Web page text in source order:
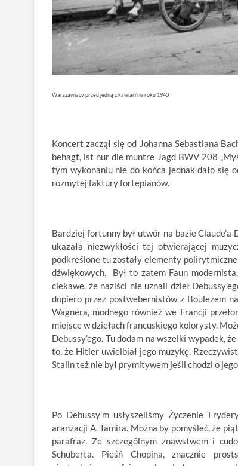
Warszawiacy przed jedną z kawiarń w roku 1940
Koncert zaczął się od Johanna Sebastiana
behagt, ist nur die muntre Jagd BWV 208
tym wykonaniu nie do końca jednak dało się
rozmytej faktury fortepianów.
Bardziej fortunny był utwór na bazie Claude’a
ukazała niezwykłości tej otwierającej
podkreślone tu zostały elementy
dźwiękowych. Był to zatem Faun
ciekawe, że naziści nie uznali dzieł
dopiero przez postwebernistów z Boulezem
Wagnera, modnego również we Francji
miejsce w dziełach francuskiego kolorysty.
Debussy’ego. Tu dodam na wszelki wypadek,
to, że Hitler uwielbiał jego muzykę.
Stalin też nie był prymitywem jeśli chodzi o
Po Debussy’m usłyszeliśmy Życzenie
aranżacji A. Tamira. Można by pomyśleć, że
parafraz. Ze szczególnym znawstwem i
Schuberta. Pieśń Chopina, znacznie